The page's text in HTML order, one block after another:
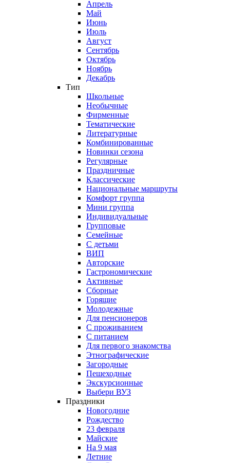
Апрель
Май
Июнь
Июль
Август
Сентябрь
Октябрь
Ноябрь
Декабрь
Тип
Школьные
Необычные
Фирменные
Тематические
Литературные
Комбинированные
Новинки сезона
Регулярные
Праздничные
Классические
Национальные маршруты
Комфорт группа
Мини группа
Индивидуальные
Групповые
Семейные
С детьми
ВИП
Авторские
Гастрономические
Активные
Сборные
Горящие
Молодежные
Для пенсионеров
С проживанием
С питанием
Для первого знакомства
Этнографические
Загородные
Пешеходные
Экскурсионные
Выбери ВУЗ
Праздники
Новогодние
Рождество
23 февраля
Майские
На 9 мая
Летние